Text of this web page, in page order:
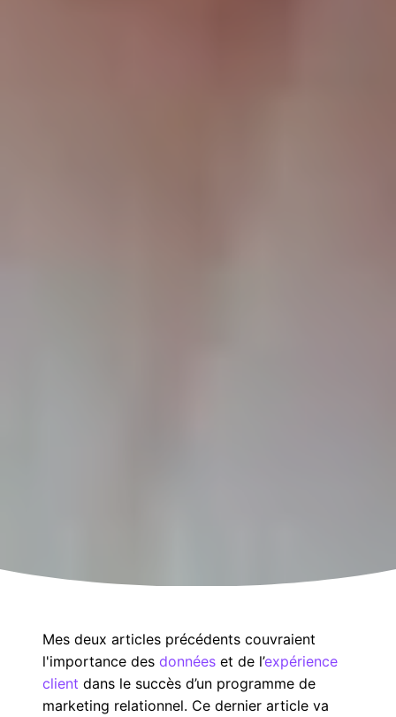
Mes deux articles précédents couvraient
l'importance des données et de l’expérience
client dans le succès d’un programme de
marketing relationnel. Ce dernier article va